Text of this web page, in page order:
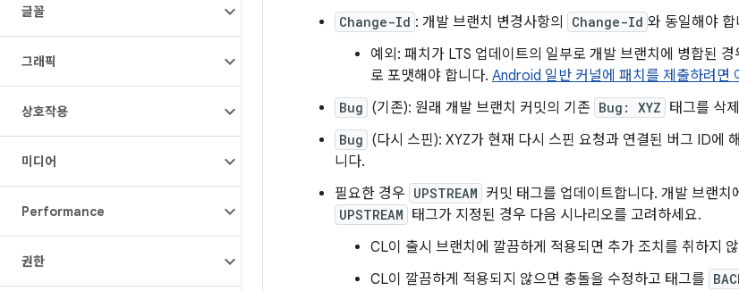
글꼴
그래픽
상호작용
미디어
Performance
권한
Change-Id : 개발 브랜치 변경사항의 Change-Id 와 동일해야 합
예외: 패치가 LTS 업데이트의 일부로 개발 브랜치에 병합된
로 포맷해야 합니다. Android 일반 커널에 패치를 제출하려면
Bug (기존): 원래 개발 브랜치 커밋의 기존 Bug: XYZ 태그를 삭
Bug (다시 스핀): XYZ가 현재 다시 스핀 요청과 연결된 버그 ID에
니다.
필요한 경우 UPSTREAM 커밋 태그를 업데이트합니다. 개발 브랜
UPSTREAM 태그가 지정된 경우 다음 시나리오를 고려하세요.
CL이 출시 브랜치에 깔끔하게 적용되면 추가 조치를 취하지
CL이 깔끔하게 적용되지 않으면 충돌을 수정하고 태그를